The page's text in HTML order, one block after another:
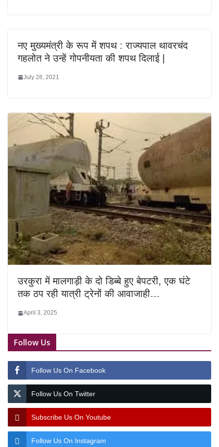
नए मुख्यमंत्री के रूप में शपथ : राज्यपाल थावरचंद
गहलोत ने उन्हें गोपनीयता की शपथ दिलाई |
July 28, 2021
उरकुरा में मालगाड़ी के दो डिब्बे हुए बेपटरी, एक घंटे
तक ठप रही यात्री ट्रेनों की आवाजाही…
April 3, 2025
Follow Us
Follow Us On Facebook
Follow Us On Twitter
Subscribe Us On Youtube
Follow Us On Instagram